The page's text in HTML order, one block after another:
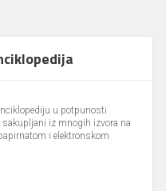
u potpunosti
sakupljani iz mnogih izvora na
i elektronskom